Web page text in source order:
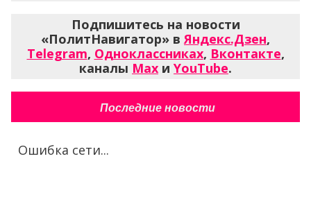
Подпишитесь на новости
«ПолитНавигатор» вЯндекс.Дзен,
Telegram, Одноклассниках, Вконтакте,
каналы Max и YouTube.
Последние новости
Ошибка сети...